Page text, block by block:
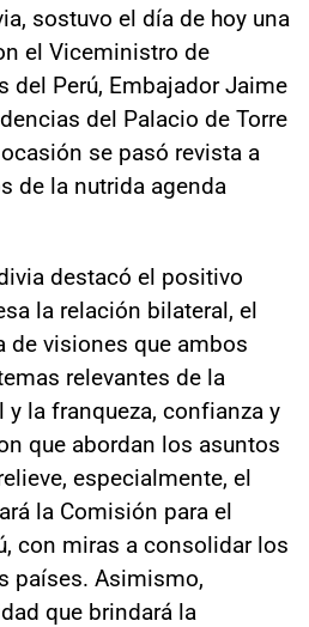
sostuvo el día de hoy una
el Viceministro de
del Perú, Embajador Jaime
del Palacio de Torre
se pasó revista a
de la nutrida agenda
destacó el positivo
la relación bilateral, el
de visiones que ambos
relevantes de la
la franqueza, confianza y
que abordan los asuntos
especialmente, el
la Comisión para el
con miras a consolidar los
países. Asimismo,
que brindará la